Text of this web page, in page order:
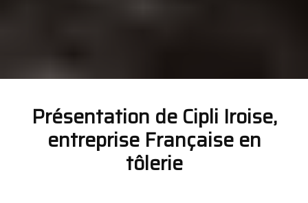
Présentation de Cipli Iroise,
entreprise Française en
tôlerie